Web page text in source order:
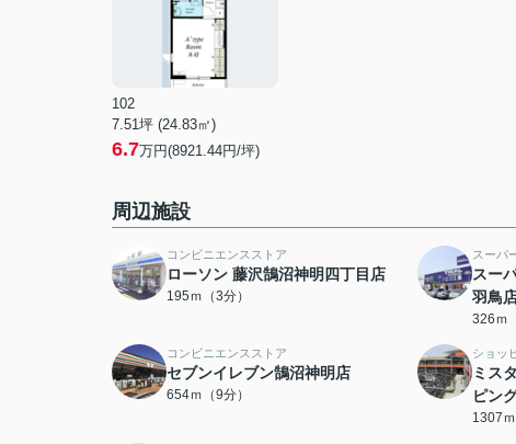
102
7.51坪 (24.83㎡)
6.7万円(8921.44円/坪)
周辺施設
コンビニエンスストア
ローソン 藤沢鵠沼神明四丁目店
195ｍ（3分）
スーパ
スー
羽鳥
326ｍ
コンビニエンスストア
セブンイレブン鵠沼神明店
654ｍ（9分）
ショッ
ミス
ピン
1307ｍ